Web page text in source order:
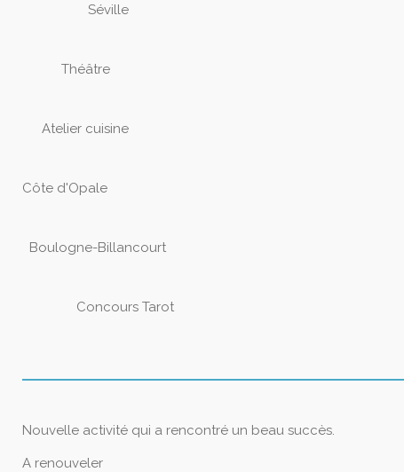
Séville
Théâtre
Atelier cuisine
Côte d'Opale
Boulogne-Billancourt
Concours Tarot
Nouvelle activité qui a rencontré un beau succès.
A renouveler